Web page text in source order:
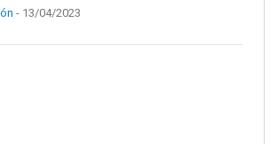
- 13/04/2023